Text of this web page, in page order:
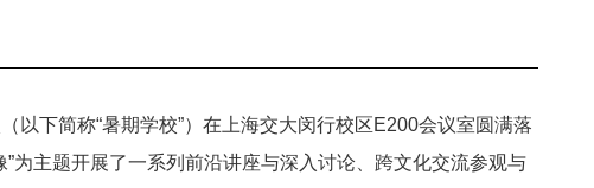
以下简称“暑期学校”）在上海交大闵行校区E200会议室圆满落
为主题开展了一系列前沿讲座与深入讨论、跨文化交流参观与